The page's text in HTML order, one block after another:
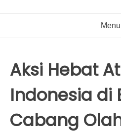
Menu
Aksi Hebat
Indonesia di
Cabang